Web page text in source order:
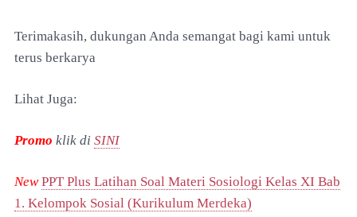
Terimakasih, dukungan Anda semangat bagi kami untuk
terus berkarya
Lihat Juga:
Promo klik di SINI
New PPT Plus Latihan Soal Materi Sosiologi Kelas XI Bab
1. Kelompok Sosial (Kurikulum Merdeka)